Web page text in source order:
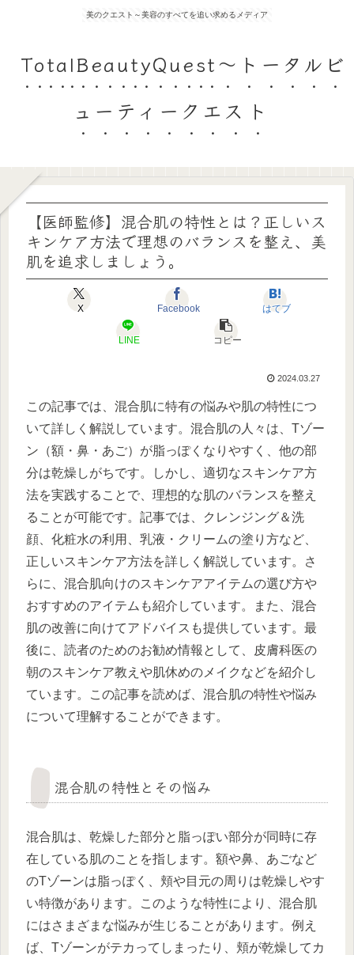
美のクエスト～美容のすべてを追い求めるメディア
TotalBeautyQuest～トータルビ
ューティークエスト
【医師監修】混合肌の特性とは？正しいス
キンケア方法で理想のバランスを整え、美
肌を追求しましょう。
X Facebook はてブ
LINE コピー
2024.03.27
この記事では、混合肌に特有の悩みや肌の特性につ
いて詳しく解説しています。混合肌の人々は、Tゾー
ン（額・鼻・あご）が脂っぽくなりやすく、他の部
分は乾燥しがちです。しかし、適切なスキンケア方
法を実践することで、理想的な肌のバランスを整え
ることが可能です。記事では、クレンジング＆洗
顔、化粧水の利用、乳液・クリームの塗り方など、
正しいスキンケア方法を詳しく解説しています。さ
らに、混合肌向けのスキンケアアイテムの選び方や
おすすめのアイテムも紹介しています。また、混合
肌の改善に向けてアドバイスも提供しています。最
後に、読者のためのお勧め情報として、皮膚科医の
朝のスキンケア教えや肌休めのメイクなどを紹介し
ています。この記事を読めば、混合肌の特性や悩み
について理解することができます。
混合肌の特性とその悩み
混合肌は、乾燥した部分と脂っぽい部分が同時に存
在している肌のことを指します。額や鼻、あごなど
のTゾーンは脂っぽく、頬や目元の周りは乾燥しやす
い特徴があります。このような特性により、混合肌
にはさまざまな悩みが生じることがあります。例え
ば、Tゾーンがテカってしまったり、頬が乾燥してカ